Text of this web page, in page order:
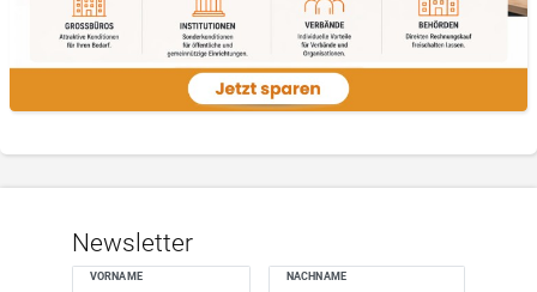
Newsletter
VORNAME NACHNAME